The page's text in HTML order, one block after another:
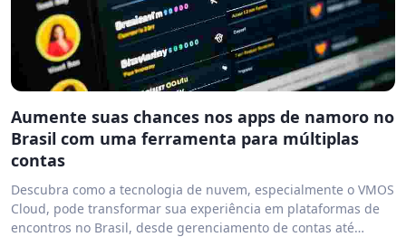
Aumente suas chances nos apps de namoro no
Brasil com uma ferramenta para múltiplas
contas
Descubra como a tecnologia de nuvem, especialmente o VMOS
Cloud, pode transformar sua experiência em plataformas de
encontros no Brasil, desde gerenciamento de contas até